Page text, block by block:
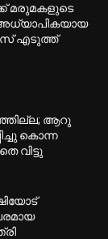
മരുമകളുടെ
എടുത്ത്
ആറു
കൊന്ന
വിട്ടു